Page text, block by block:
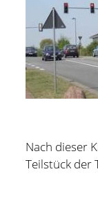
Nach dieser
Teilstück der